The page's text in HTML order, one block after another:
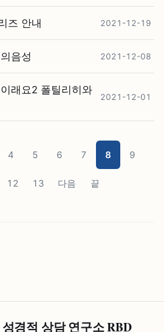
즈 안내 2021-12-19
음성 2021-12-08
래요2 폴틸리히와
2021-12-01
4 5 6 7 8 9
12 13 다음 끝
경적 상담 연구소 RBD